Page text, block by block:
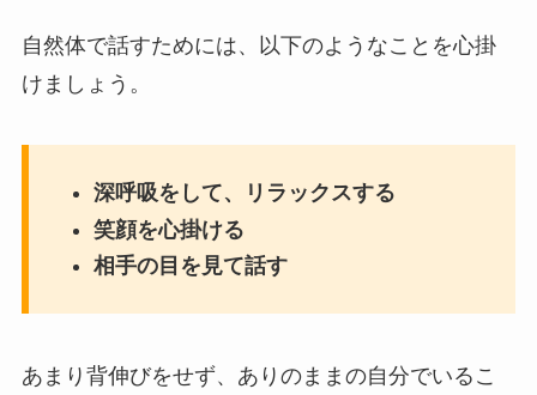
自然体で話すためには、以下のようなことを心掛
けましょう。
深呼吸をして、リラックスする
笑顔を心掛ける
相手の目を見て話す
あまり背伸びをせず、ありのままの自分でいるこ